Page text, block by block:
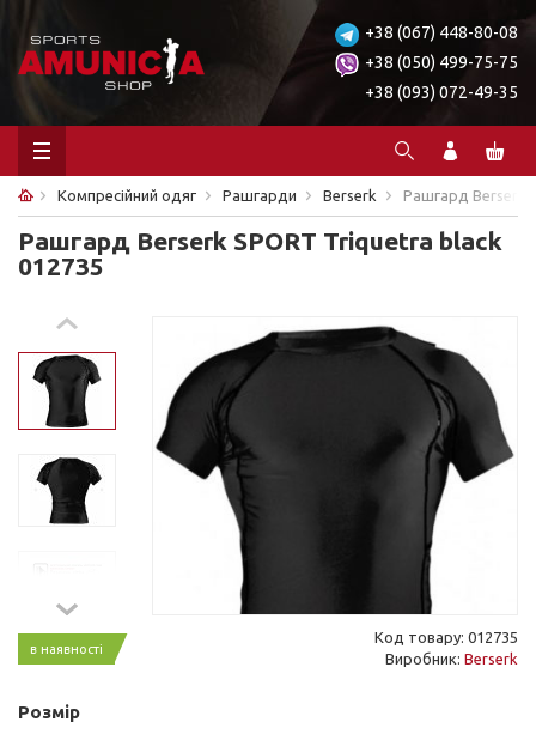
+38 (067) 448-80-08
+38 (050) 499-75-75
+38 (093) 072-49-35
Компресійний одяг Рашгарди Berserk Рашгард Berserk
Рашгард Berserk SPORT Triquetra black
012735
в наявності
Код товару: 012735
Виробник: Berserk
Розмір